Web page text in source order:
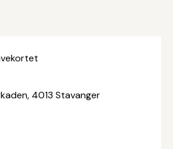
4013 Stavanger